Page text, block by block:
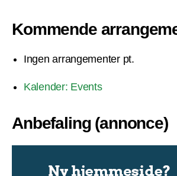
Kommende
Ingen arrangementer pt.
Kalender: Events
Anbefaling (annonce)